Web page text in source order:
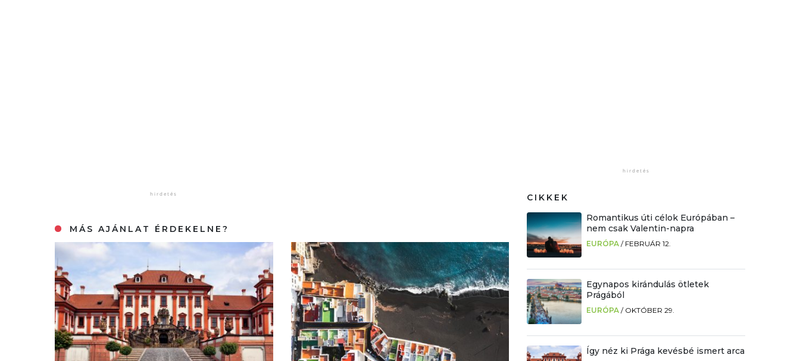
MÁS AJÁNLAT ÉRDEKELNE?
CIKKEK
Romantikus úti célok Európában –
nem csak Valentin-napra
EURÓPA / FEBRUÁR 12.
Egynapos kirándulás ötletek
Prágából
EURÓPA / OKTÓBER 29.
Így néz ki Prága kevésbé ismert arca